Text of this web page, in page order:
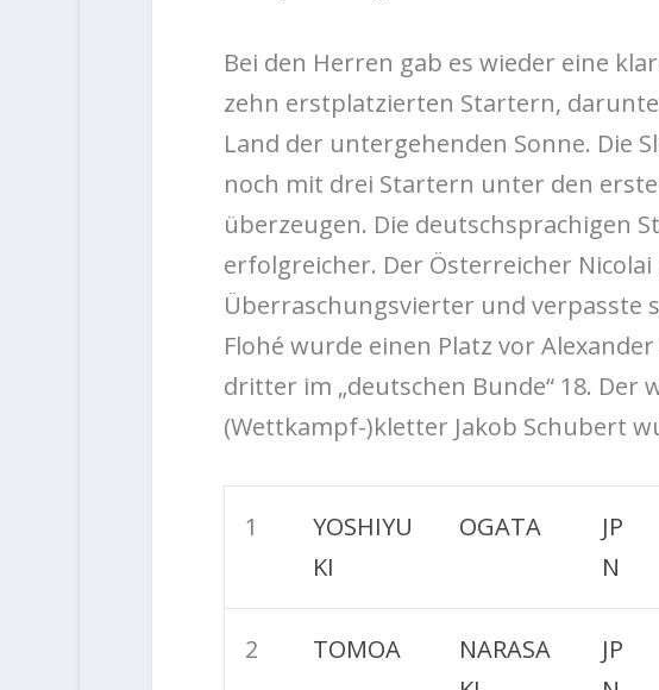
Bei den Herren gab es wieder eine
zehn erstplatzierten Startern,
Land der untergehenden Sonne. Die
noch mit drei Startern unter den
überzeugen. Die deutschsprachigen
erfolgreicher. Der Österreicher
Überraschungsvierter und verpasste
Flohé wurde einen Platz vor
dritter im „deutschen Bunde“ 18. Der
(Wettkampf-)kletter Jakob Schubert
1
YOSHIYU
KI
OGATA
JP
N
2 TOMOA
NARASA
JP